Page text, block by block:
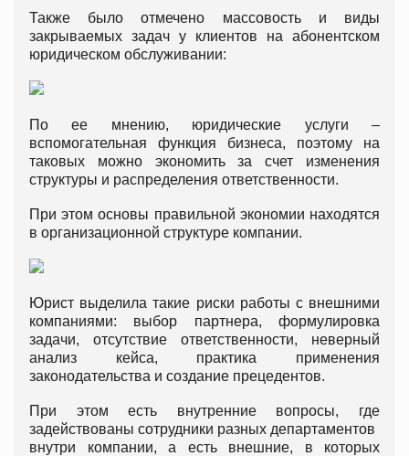
Также было отмечено массовость и виды
закрываемых задач у клиентов на абонентском
юридическом обслуживании:
По ее мнению, юридические услуги –
вспомогательная функция бизнеса, поэтому на
таковых можно экономить за счет изменения
структуры и распределения ответственности.
При этом основы правильной экономии находятся
в организационной структуре компании.
Юрист выделила такие риски работы с внешними
компаниями: выбор партнера, формулировка
задачи, отсутствие ответственности, неверный
анализ кейса, практика применения
законодательства и создание прецедентов.
При этом есть внутренние вопросы, где
задействованы сотрудники разных департаментов
внутри компании, а есть внешние, в которых